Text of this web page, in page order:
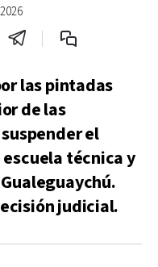
las pintadas
de las
el
técnica y
judicial.